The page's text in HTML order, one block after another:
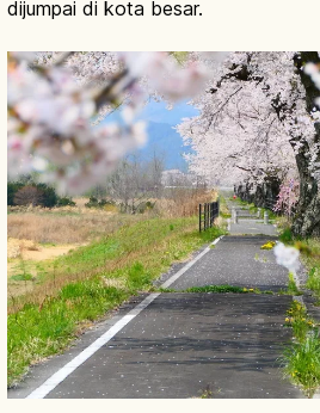
dijumpai di kota besar.